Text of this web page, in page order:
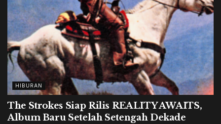
HIBURAN
The Strokes Siap Rilis REALITY AWAITS,
Album Baru Setelah Setengah Dekade